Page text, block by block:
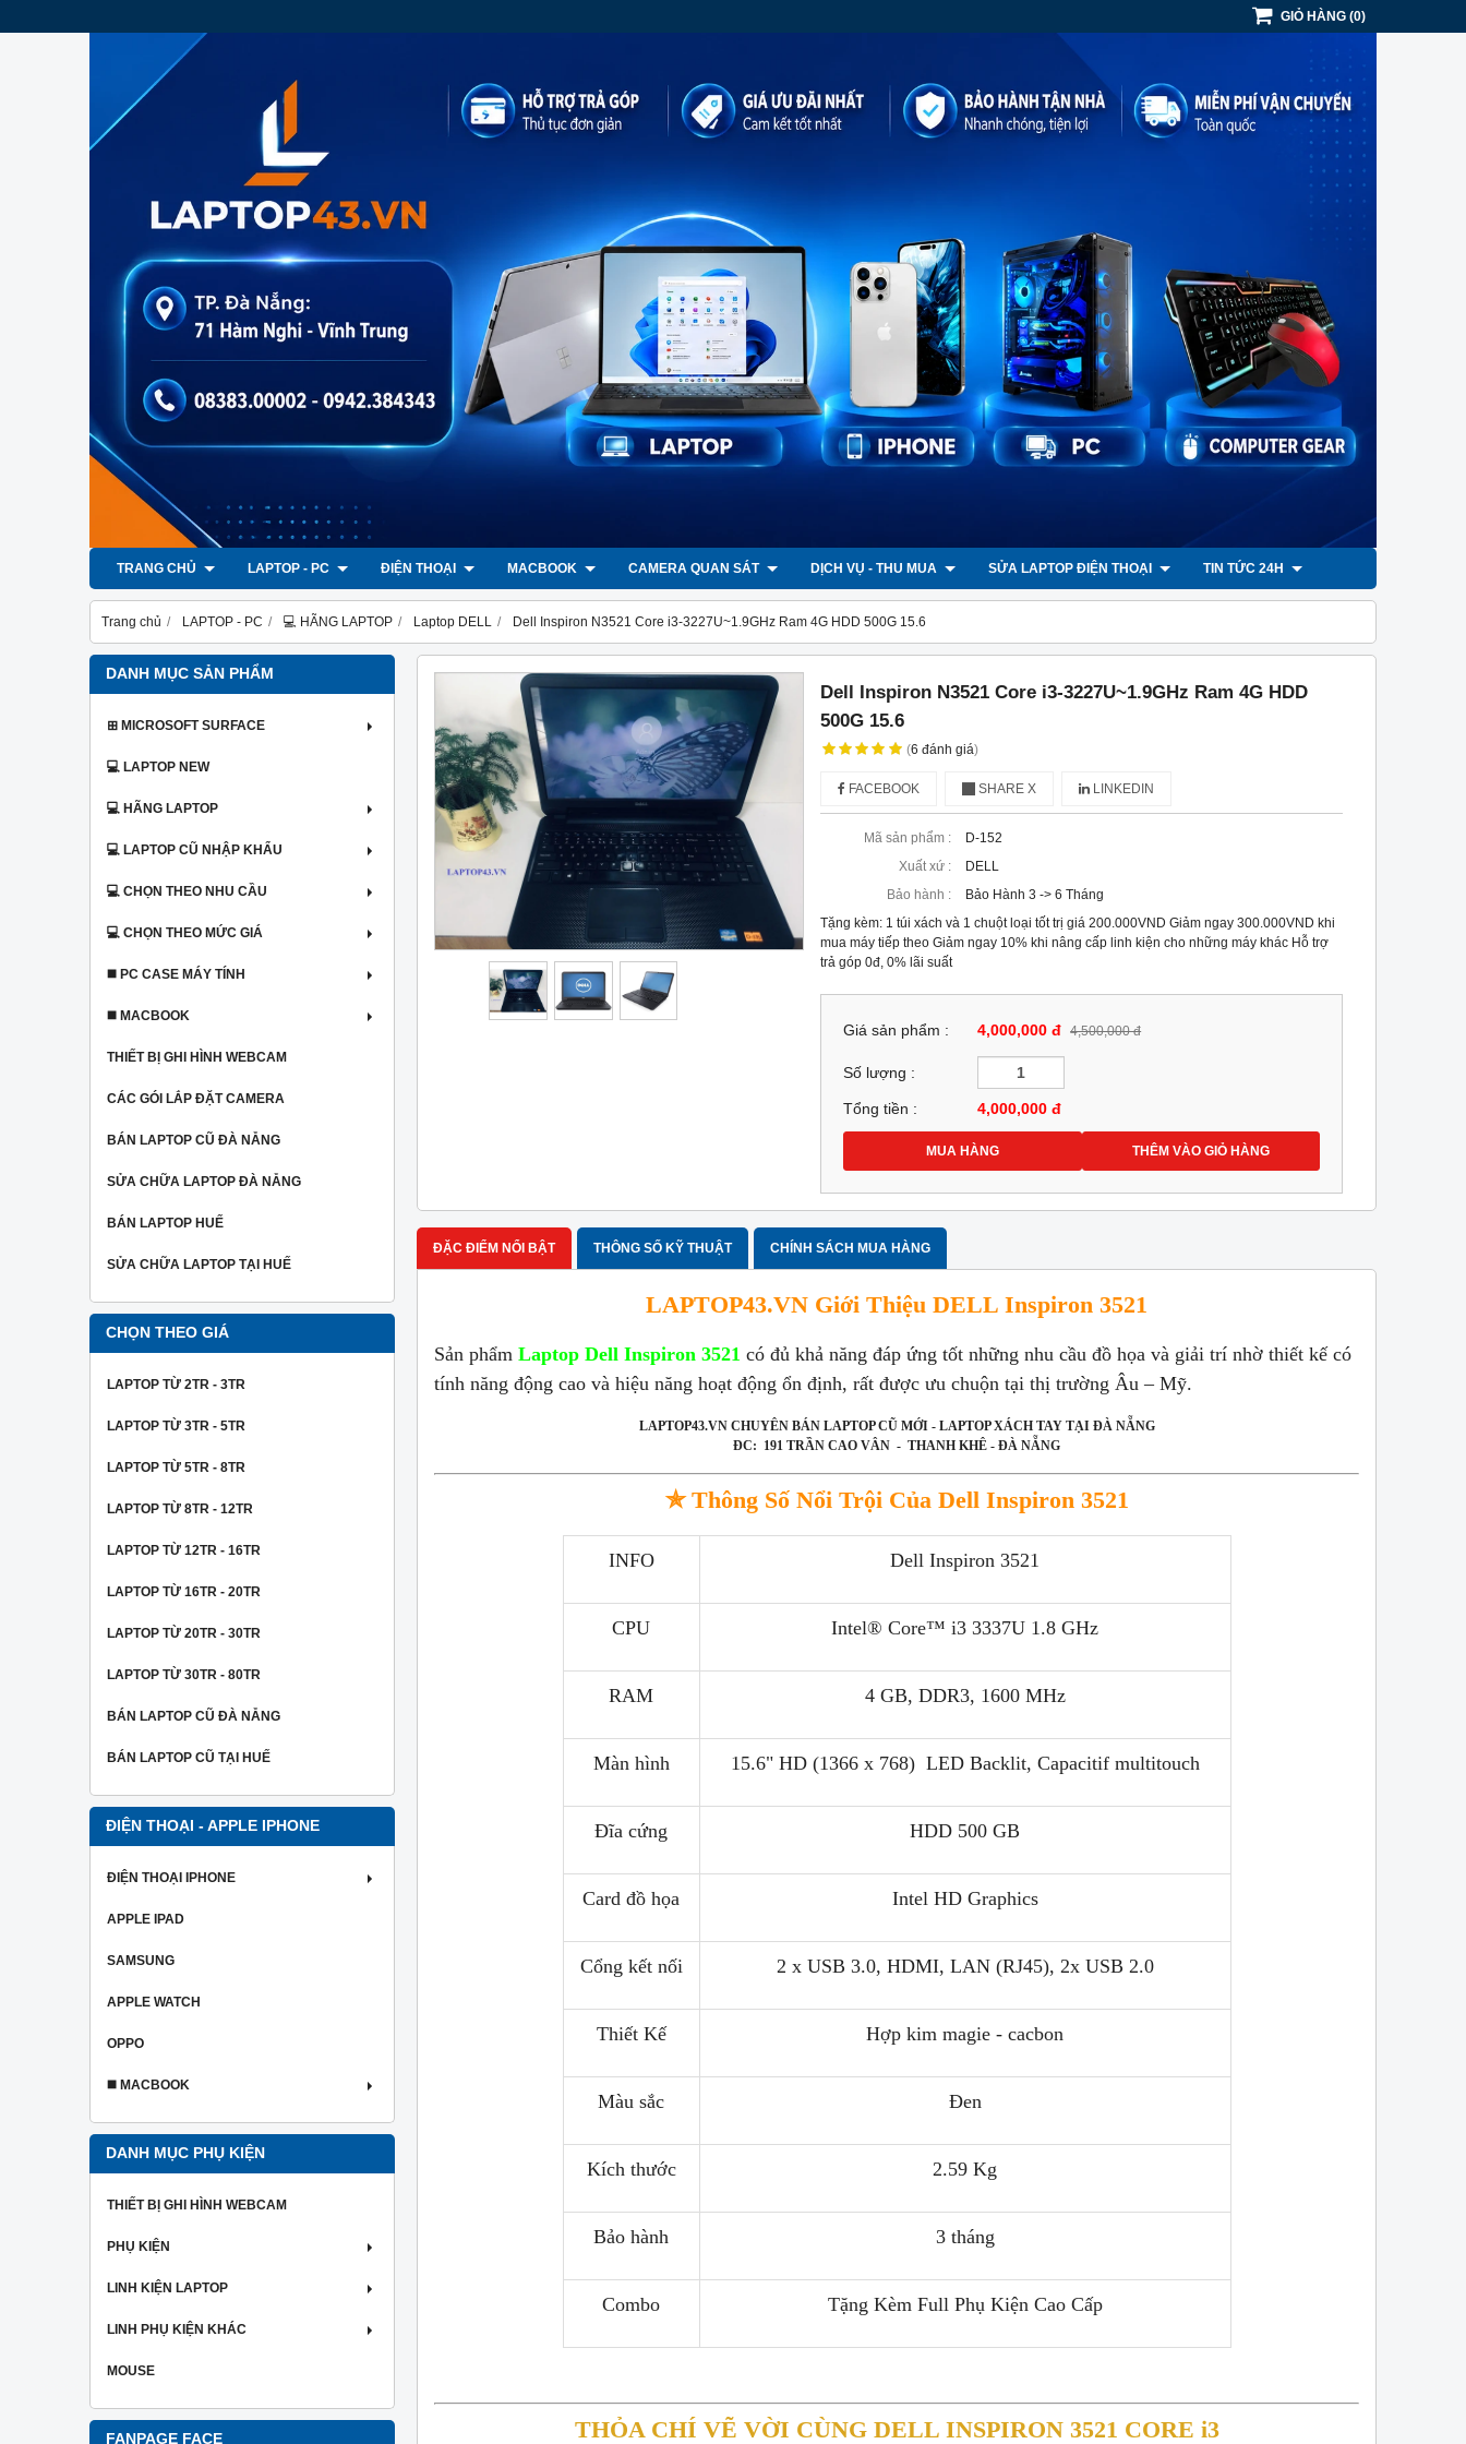
GIỎ HÀNG (0)
TRANG CHỦ LAPTOP - PC ĐIỆN THOẠI MACBOOK CAMERA QUAN SÁT DỊCH VỤ - THU MUA SỬA LAPTOP ĐIỆN THOẠI TIN TỨC 24H
Trang chủ LAPTOP - PC 💻 HÃNG LAPTOP Laptop DELL Dell Inspiron N3521 Core i3-3227U~1.9GHz Ram 4G HDD 500G 15.6
DANH MỤC SẢN PHẨM
⊞ MICROSOFT SURFACE
💻 LAPTOP NEW
💻 HÃNG LAPTOP
💻 LAPTOP CŨ NHẬP KHẨU
💻 CHỌN THEO NHU CẦU
💻 CHỌN THEO MỨC GIÁ
◼️ PC CASE MÁY TÍNH
◼️ MACBOOK
THIẾT BỊ GHI HÌNH WEBCAM
CÁC GÓI LẮP ĐẶT CAMERA
BÁN LAPTOP CŨ ĐÀ NẴNG
SỬA CHỮA LAPTOP ĐÀ NẴNG
BÁN LAPTOP HUẾ
SỬA CHỮA LAPTOP TẠI HUẾ
CHỌN THEO GIÁ
LAPTOP TỪ 2TR - 3TR
LAPTOP TỪ 3TR - 5TR
LAPTOP TỪ 5TR - 8TR
LAPTOP TỪ 8TR - 12TR
LAPTOP TỪ 12TR - 16TR
LAPTOP TỪ 16TR - 20TR
LAPTOP TỪ 20TR - 30TR
LAPTOP TỪ 30TR - 80TR
BÁN LAPTOP CŨ ĐÀ NẴNG
BÁN LAPTOP CŨ TẠI HUẾ
ĐIỆN THOẠI - APPLE IPHONE
ĐIỆN THOẠI IPHONE
APPLE IPAD
SAMSUNG
APPLE WATCH
OPPO
◼️ MACBOOK
DANH MỤC PHỤ KIỆN
THIẾT BỊ GHI HÌNH WEBCAM
PHỤ KIỆN
LINH KIỆN LAPTOP
LINH PHỤ KIỆN KHÁC
MOUSE
FANPAGE FACE
Dell Inspiron N3521 Core i3-3227U~1.9GHz Ram 4G HDD
500G 15.6
(6đánh giá)
FACEBOOK SHARE X LINKEDIN
Mã sản phẩm :
D-152
Xuất xứ :
DELL
Bảo hành :
Bảo Hành 3 -> 6 Tháng
Tặng kèm: 1 túi xách và 1 chuột loại tốt trị giá 200.000VND Giảm ngay 300.000VND khi
mua máy tiếp theo Giảm ngay 10% khi nâng cấp linh kiện cho những máy khác Hỗ trợ
trả góp 0đ, 0% lãi suất
Giá sản phẩm : 4,000,000 đ 4,500,000 đ
Số lượng :
Tổng tiền : 4,000,000 đ
MUA HÀNG THÊM VÀO GIỎ HÀNG
ĐẶC ĐIỂM NỔI BẬT THÔNG SỐ KỸ THUẬT CHÍNH SÁCH MUA HÀNG
LAPTOP43.VN Giới Thiệu DELL Inspiron 3521
Sản phẩm Laptop Dell Inspiron 3521 có đủ khả năng đáp ứng tốt những nhu cầu đồ họa và giải trí nhờ thiết kế có
tính năng động cao và hiệu năng hoạt động ổn định, rất được ưu chuộn tại thị trường Âu – Mỹ.
LAPTOP43.VN CHUYÊN BÁN LAPTOP CŨ MỚI - LAPTOP XÁCH TAY TẠI ĐÀ NẴNG
ĐC: 191 TRẦN CAO VÂN - THANH KHÊ - ĐÀ NẴNG
✯Thông Số Nổi Trội Của Dell Inspiron 3521
INFO Dell Inspiron 3521
CPU Intel® Core™ i3 3337U 1.8 GHz
RAM 4 GB, DDR3, 1600 MHz
Màn hình 15.6" HD (1366 x 768) LED Backlit, Capacitif multitouch
Đĩa cứng HDD 500 GB
Card đồ họa Intel HD Graphics
Cổng kết nối 2 x USB 3.0, HDMI, LAN (RJ45), 2x USB 2.0
Thiết Kế Hợp kim magie - cacbon
Màu sắc Đen
Kích thước 2.59 Kg
Bảo hành 3 tháng
Combo Tặng Kèm Full Phụ Kiện Cao Cấp
THỎA CHÍ VẼ VỜI CÙNG DELL INSPIRON 3521 CORE i3